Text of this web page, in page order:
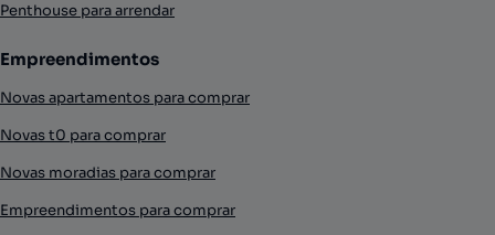
Penthouse para arrendar
Empreendimentos
Novas apartamentos para comprar
Novas t0 para comprar
Novas moradias para comprar
Empreendimentos para comprar